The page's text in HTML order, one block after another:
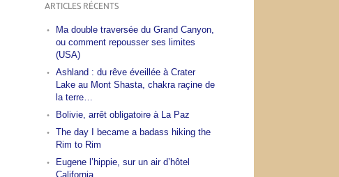
ARTICLES RÉCENTS
Ma double traversée du Grand Canyon,
ou comment repousser ses limites
(USA)
Ashland : du rêve éveillée à Crater
Lake au Mont Shasta, chakra raçine de
la terre…
Bolivie, arrêt obligatoire à La Paz
The day I became a badass hiking the
Rim to Rim
Eugene l’hippie, sur un air d’hôtel
California…